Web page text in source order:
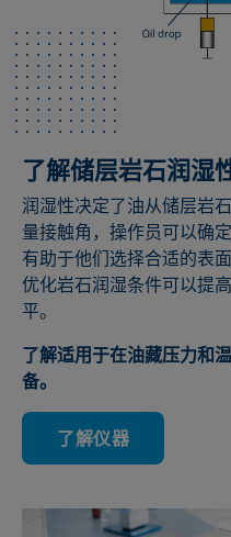
了解储层岩石润湿
润湿性决定了油从储层岩
量接触角，操作员可以确
有助于他们选择合适的表
优化岩石润湿条件可以提
平。
了解适用于在油藏压力和
备。
了解仪器